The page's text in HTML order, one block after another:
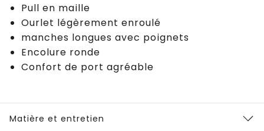
Pull en maille
Ourlet légèrement enroulé
manches longues avec poignets
Encolure ronde
Confort de port agréable
Matière et entretien